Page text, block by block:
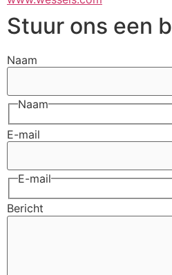
Stuur ons een
Naam
Naam
E-mail
E-mail
Bericht